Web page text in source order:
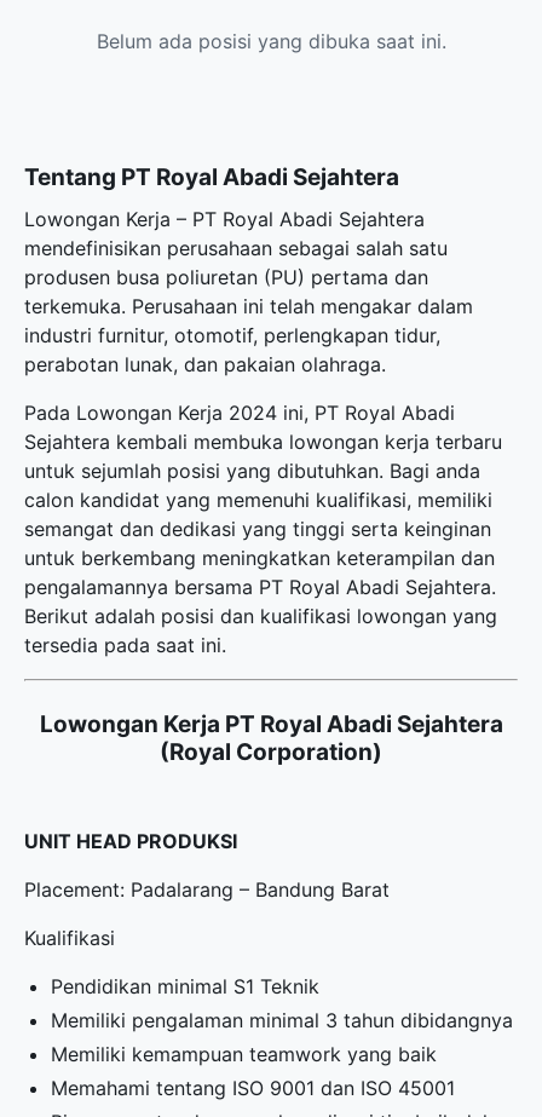
Belum ada posisi yang dibuka saat ini.
Tentang PT Royal Abadi Sejahtera
Lowongan Kerja – PT Royal Abadi Sejahtera
mendefinisikan perusahaan sebagai salah satu
produsen busa poliuretan (PU) pertama dan
terkemuka. Perusahaan ini telah mengakar dalam
industri furnitur, otomotif, perlengkapan tidur,
perabotan lunak, dan pakaian olahraga.
Pada Lowongan Kerja 2024 ini, PT Royal Abadi
Sejahtera kembali membuka lowongan kerja terbaru
untuk sejumlah posisi yang dibutuhkan. Bagi anda
calon kandidat yang memenuhi kualifikasi, memiliki
semangat dan dedikasi yang tinggi serta keinginan
untuk berkembang meningkatkan keterampilan dan
pengalamannya bersama PT Royal Abadi Sejahtera.
Berikut adalah posisi dan kualifikasi lowongan yang
tersedia pada saat ini.
Lowongan Kerja PT Royal Abadi Sejahtera
(Royal Corporation)
UNIT HEAD PRODUKSI
Placement: Padalarang – Bandung Barat
Kualifikasi
Pendidikan minimal S1 Teknik
Memiliki pengalaman minimal 3 tahun dibidangnya
Memiliki kemampuan teamwork yang baik
Memahami tentang ISO 9001 dan ISO 45001